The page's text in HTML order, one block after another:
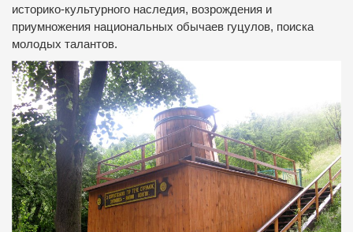
историко-культурного наследия, возрождения и
приумножения национальных обычаев гуцулов, поиска
молодых талантов.